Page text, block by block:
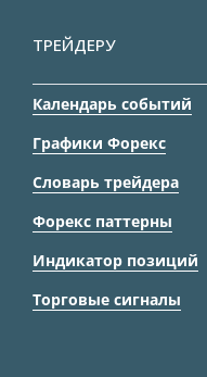
ТРЕЙДЕРУ
Календарь событий
Графики Форекс
Словарь трейдера
Форекс паттерны
Индикатор позиций
Торговые сигналы